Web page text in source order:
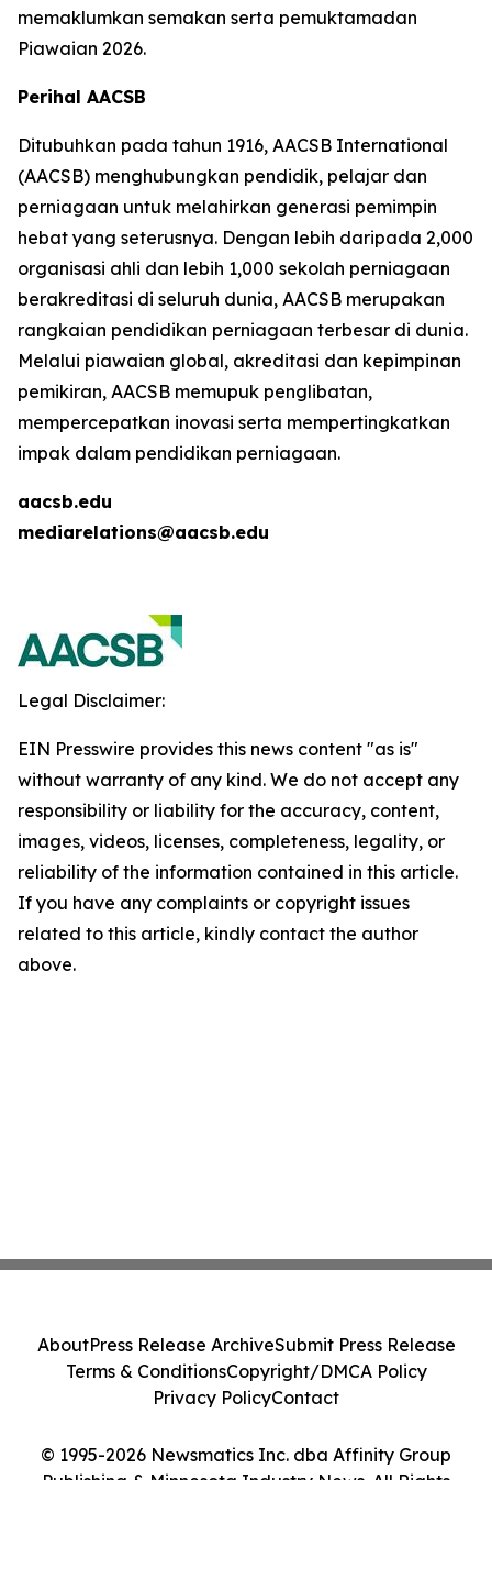
memaklumkan semakan serta pemuktamadan
Piawaian 2026.
Perihal AACSB
Ditubuhkan pada tahun 1916, AACSB International
(AACSB) menghubungkan pendidik, pelajar dan
perniagaan untuk melahirkan generasi pemimpin
hebat yang seterusnya. Dengan lebih daripada 2,000
organisasi ahli dan lebih 1,000 sekolah perniagaan
berakreditasi di seluruh dunia, AACSB merupakan
rangkaian pendidikan perniagaan terbesar di dunia.
Melalui piawaian global, akreditasi dan kepimpinan
pemikiran, AACSB memupuk penglibatan,
mempercepatkan inovasi serta mempertingkatkan
impak dalam pendidikan perniagaan.
aacsb.edu
mediarelations@aacsb.edu
Legal Disclaimer:
EIN Presswire provides this news content "as is"
without warranty of any kind. We do not accept any
responsibility or liability for the accuracy, content,
images, videos, licenses, completeness, legality, or
reliability of the information contained in this article.
If you have any complaints or copyright issues
related to this article, kindly contact the author
above.
© 1995-2026 Newsmatics Inc. dba Affinity Group
Publishing & Minnesota Industry News. All Rights
AboutPress Release ArchiveSubmit Press Release
Terms & ConditionsCopyright/DMCA Policy
Privacy PolicyContact